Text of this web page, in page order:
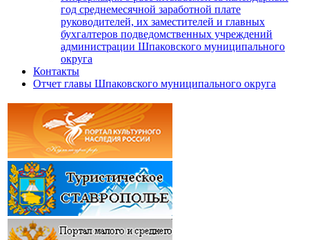
год среднемесячной заработной плате
руководителей, их заместителей и главных
бухгалтеров подведомственных учреждений
администрации Шпаковского муниципального
округа
Контакты
Отчет главы Шпаковского муниципального округа